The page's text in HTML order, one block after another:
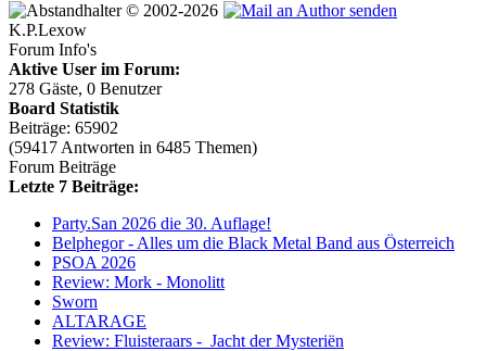
© 2002-2026
K.P.Lexow
Forum Info's
Aktive User im Forum:
278 Gäste, 0 Benutzer
Board Statistik
Beiträge: 65902
(59417 Antworten in 6485 Themen)
Forum Beiträge
Letzte 7 Beiträge:
Party.San 2026 die 30. Auflage!
Belphegor - Alles um die Black Metal Band aus Österreich
PSOA 2026
Review: Mork - Monolitt
Sworn
ALTARAGE
Review: Fluisteraars - Jacht der Mysteriën